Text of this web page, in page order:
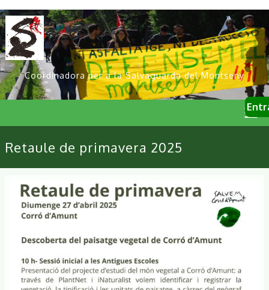
Vés
al
contingut
Coordinadora per a la Salvaguarda del Montseny
User
Primary
links
Retaule de primavera 2025